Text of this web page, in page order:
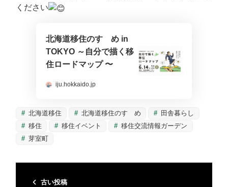
ください
北海道移住のすゝめ in
TOKYO ～自分で描く移
住ロードマップ 〜
iju.hokkaido.jp
北海道移住 北海道移住のすゝめ
田舎暮らし
移住
移住イベント
移住交流情報ガーデン
芽室町
古い投稿